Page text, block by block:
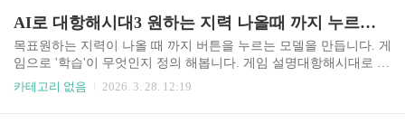
이동은 마우스 또는 키보드로 8개 방향 중 하나를 정해주면 알아서
이동 합니다. 학습 시키기이 부분을 학습 시켜야 하는데요 학습시켜
서 뭘 만들거냐면 위도가 북위인지 남위인지, 경도가 서경인지 동경
인지 각각 값이 얼마인지를 인식하는 모델을 만들 것입니다. 이미지
에서 문자와 숫자를 인식 해주는 모델을 써서 1초에 한..
AI로 대항해시대3 원하는 지력 나올때 까지 누르는 기능 학습
목표원하는 지력이 나올 때 까지 버튼을 누르는 모델을 만듭니다. 게
임으로 '학습'이 무엇인지 정의 해봅니다. 게임 설명대항해시대로 가
서 발견물을 발견하는 게임입니다. 여기에서 캐릭터를 만들 때 능력
카테고리 없음 2026. 3. 28. 12:19